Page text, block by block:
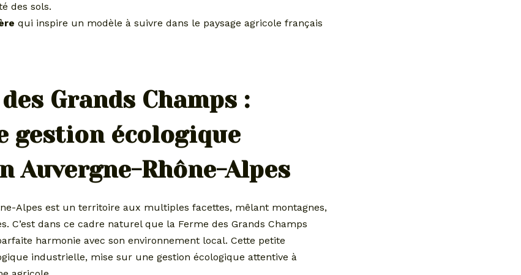
des sols.
qui inspire un modèle à suivre dans le paysage agricole français
Grands Champs :
gestion écologique
Auvergne-Rhône-Alpes
Alpes est un territoire aux multiples facettes, mêlant montagnes,
C’est dans ce cadre naturel que la Ferme des Grands Champs
harmonie avec son environnement local. Cette petite
industrielle, mise sur une gestion écologique attentive à